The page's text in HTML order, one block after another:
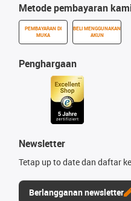
Metode pembayaran
PEMBAYARAN DI
MUKA
BELI MENGGUNAKAN
AKUN
Penghargaan
Newsletter
Tetap up to date dan daftar
Berlangganan newsletter